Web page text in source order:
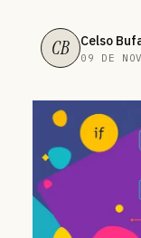
CB Celso
09 DE